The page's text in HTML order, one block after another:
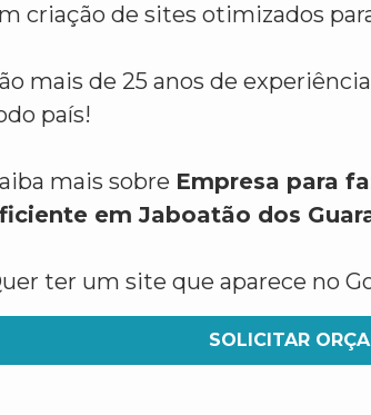
criação de sites otimizados
mais de 25 anos de
país!
mais sobre Empresa para
em Jaboatão dos
ter um site que aparece no
SOLICITAR